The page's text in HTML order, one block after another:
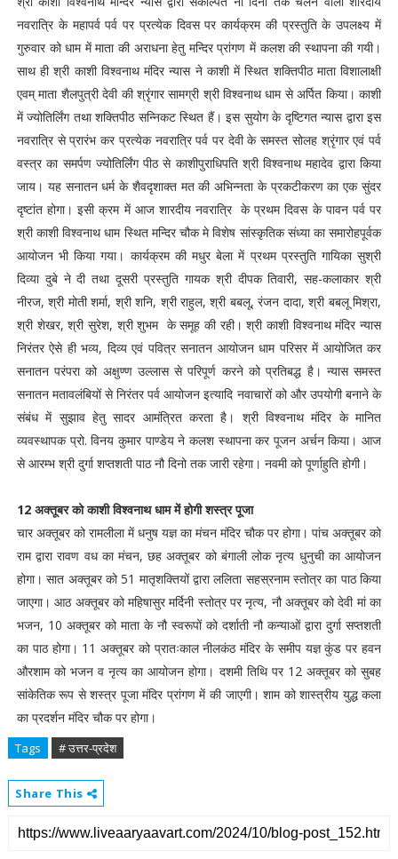
नवरात्रि के महापर्व पर्व पर प्रत्येक दिवस पर कार्यक्रम की प्रस्तुति के उपलक्ष्य में
गुरुवार को धाम में माता की अराधना हेतु मन्दिर प्रांगण में कलश की स्थापना की गयी।
साथ ही श्री काशी विश्वनाथ मंदिर न्यास ने काशी में स्थित शक्तिपीठ माता विशालाक्षी
एवम् माता शैलपुत्री देवी की श्रृंगार सामग्री श्री विश्वनाथ धाम से अर्पित किया। काशी
में ज्योतिर्लिंग तथा शक्तिपीठ सन्निकट स्थित हैं। इस सुयोग के दृष्टिगत न्यास द्वारा इस
नवरात्रि से प्रारंभ कर प्रत्येक नवरात्रि पर्व पर देवी के समस्त सोलह श्रृंगार एवं पर्व
वस्त्र का समर्पण ज्योतिर्लिंग पीठ से काशीपुराधिपति श्री विश्वनाथ महादेव द्वारा किया
जाय। यह सनातन धर्म के शैवदृशाक्त मत की अभिन्नता के प्रकटीकरण का एक सुंदर
दृष्टांत होगा। इसी क्रम में आज शारदीय नवरात्रि के प्रथम दिवस के पावन पर्व पर
श्री काशी विश्वनाथ धाम स्थित मन्दिर चौक मे विशेष सांस्कृतिक संध्या का समारोहपूर्वक
आयोजन भी किया गया। कार्यक्रम की मधुर बेला में प्रथम प्रस्तुति गायिका सुश्री
दिव्या दुबे ने दी तथा दूसरी प्रस्तुति गायक श्री दीपक तिवारी, सह-कलाकार श्री
नीरज, श्री मोती शर्मा, श्री शनि, श्री राहुल, श्री बबलू, रंजन दादा, श्री बबलू मिश्रा,
श्री शेखर, श्री सुरेश, श्री शुभम के समूह की रही। श्री काशी विश्वनाथ मंदिर न्यास
निरंतर ऐसे ही भव्य, दिव्य एवं पवित्र सनातन आयोजन धाम परिसर में आयोजित कर
सनातन परंपरा को अक्षुण्ण उल्लास से परिपूर्ण करने को प्रतिबद्ध है। न्यास समस्त
सनातन मतावलंबियों से निरंतर पर्व आयोजन इत्यादि नवाचारों को और उपयोगी बनाने के
संबंध में सुझाव हेतु सादर आमंत्रित करता है। श्री विश्वनाथ मंदिर के मानित
व्यवस्थापक प्रो. विनय कुमार पाण्डेय ने कलश स्थापना कर पूजन अर्चन किया। आज
से आरम्भ श्री दुर्गा शप्तशती पाठ नौ दिनो तक जारी रहेगा। नवमी को पूर्णाहुति होगी।
12 अक्तूबर को काशी विश्वनाथ धाम में होगी शस्त्र पूजा
चार अक्तूबर को रामलीला में धनुष यज्ञ का मंचन मंदिर चौक पर होगा। पांच अक्तूबर को
राम द्वारा रावण वध का मंचन, छह अक्तूबर को बंगाली लोक नृत्य धुनुची का आयोजन
होगा। सात अक्तूबर को 51 मातृशक्तियों द्वारा ललिता सहस्रनाम स्तोत्र का पाठ किया
जाएगा। आठ अक्तूबर को महिषासुर मर्दिनी स्तोत्र पर नृत्य, नौ अक्तूबर को देवी मां का
भजन, 10 अक्तूबर को माता के नौ स्वरूपों को दर्शाती नौ कन्याओं द्वारा दुर्गा सप्तशती
का पाठ होगा। 11 अक्तूबर को प्रातःकाल नीलकंठ मंदिर के समीप यज्ञ कुंड पर हवन
औरशाम को भजन व नृत्य का आयोजन होगा। दशमी तिथि पर 12 अक्तूबर को सुबह
सांकेतिक रूप से शस्त्र पूजा मंदिर प्रांगण में की जाएगी। शाम को शास्त्रीय युद्ध कला
का प्रदर्शन मंदिर चौक पर होगा।
Tags # उत्तर-प्रदेश
Share This